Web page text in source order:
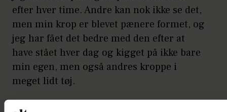
efter hver time. Andre kan nok ikke se det,
men min krop er blevet pænere formet, og
jeg har fået det bedre med den efter at
have stået hver dag og kigget på ikke bare
min egen, men også andres kroppe i
meget lidt tøj.